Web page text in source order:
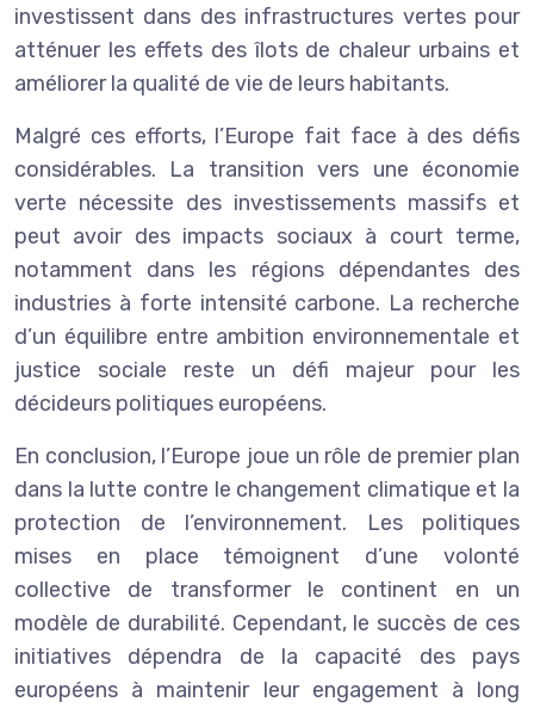
investissent dans des infrastructures vertes pour
atténuer les effets des îlots de chaleur urbains et
améliorer la qualité de vie de leurs habitants.
Malgré ces efforts, l’Europe fait face à des défis
considérables. La transition vers une économie
verte nécessite des investissements massifs et
peut avoir des impacts sociaux à court terme,
notamment dans les régions dépendantes des
industries à forte intensité carbone. La recherche
d’un équilibre entre ambition environnementale et
justice sociale reste un défi majeur pour les
décideurs politiques européens.
En conclusion, l’Europe joue un rôle de premier plan
dans la lutte contre le changement climatique et la
protection de l’environnement. Les politiques
mises en place témoignent d’une volonté
collective de transformer le continent en un
modèle de durabilité. Cependant, le succès de ces
initiatives dépendra de la capacité des pays
européens à maintenir leur engagement à long